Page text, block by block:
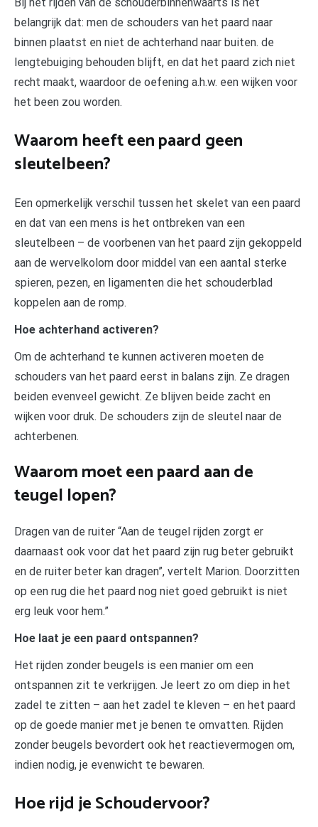
belangrijk dat: men de schouders van het paard naar
binnen plaatst en niet de achterhand naar buiten. de
lengtebuiging behouden blijft, en dat het paard zich niet
recht maakt, waardoor de oefening a.h.w. een wijken voor
het been zou worden.
Waarom heeft een paard geen
sleutelbeen?
Een opmerkelijk verschil tussen het skelet van een paard
en dat van een mens is het ontbreken van een
sleutelbeen – de voorbenen van het paard zijn gekoppeld
aan de wervelkolom door middel van een aantal sterke
spieren, pezen, en ligamenten die het schouderblad
koppelen aan de romp.
Hoe achterhand activeren?
Om de achterhand te kunnen activeren moeten de
schouders van het paard eerst in balans zijn. Ze dragen
beiden evenveel gewicht. Ze blijven beide zacht en
wijken voor druk. De schouders zijn de sleutel naar de
achterbenen.
Waarom moet een paard aan de
teugel lopen?
Dragen van de ruiter “Aan de teugel rijden zorgt er
daarnaast ook voor dat het paard zijn rug beter gebruikt
en de ruiter beter kan dragen”, vertelt Marion. Doorzitten
op een rug die het paard nog niet goed gebruikt is niet
erg leuk voor hem.”
Hoe laat je een paard ontspannen?
Het rijden zonder beugels is een manier om een
ontspannen zit te verkrijgen. Je leert zo om diep in het
zadel te zitten – aan het zadel te kleven – en het paard
op de goede manier met je benen te omvatten. Rijden
zonder beugels bevordert ook het reactievermogen om,
indien nodig, je evenwicht te bewaren.
Hoe rijd je Schoudervoor?